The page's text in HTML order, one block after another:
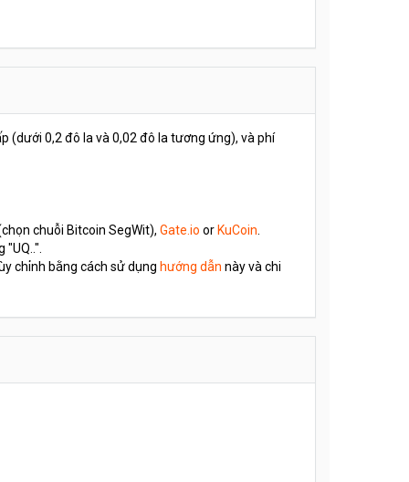
(dưới 0,2 đô la và 0,02 đô la tương ứng), và phí
chuỗi Bitcoin SegWit), Gate.io or KuCoin
chỉnh bằng cách sử dụng hướng dẫn này và chi